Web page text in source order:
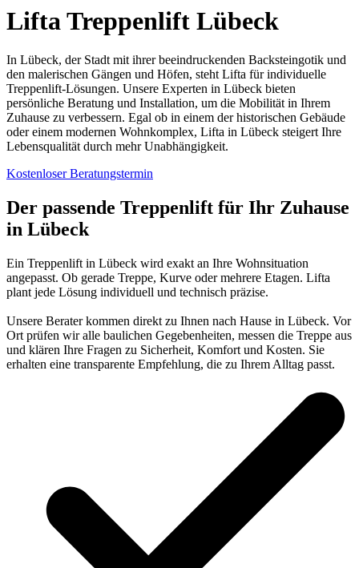
Lifta Treppenlift Lübeck
In Lübeck, der Stadt mit ihrer beeindruckenden Backsteingotik und
den malerischen Gängen und Höfen, steht Lifta für individuelle
Treppenlift-Lösungen. Unsere Experten in Lübeck bieten
persönliche Beratung und Installation, um die Mobilität in Ihrem
Zuhause zu verbessern. Egal ob in einem der historischen Gebäude
oder einem modernen Wohnkomplex, Lifta in Lübeck steigert Ihre
Lebensqualität durch mehr Unabhängigkeit.
Kostenloser Beratungstermin
Der passende Treppenlift für Ihr Zuhause
in Lübeck
Ein Treppenlift in Lübeck wird exakt an Ihre Wohnsituation
angepasst. Ob gerade Treppe, Kurve oder mehrere Etagen. Lifta
plant jede Lösung individuell und technisch präzise.
Unsere Berater kommen direkt zu Ihnen nach Hause in Lübeck. Vor
Ort prüfen wir alle baulichen Gegebenheiten, messen die Treppe aus
und klären Ihre Fragen zu Sicherheit, Komfort und Kosten. Sie
erhalten eine transparente Empfehlung, die zu Ihrem Alltag passt.